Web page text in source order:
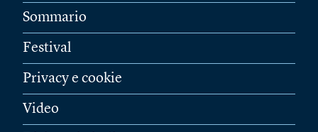
Sommario
Festival
Privacy e cookie
Video